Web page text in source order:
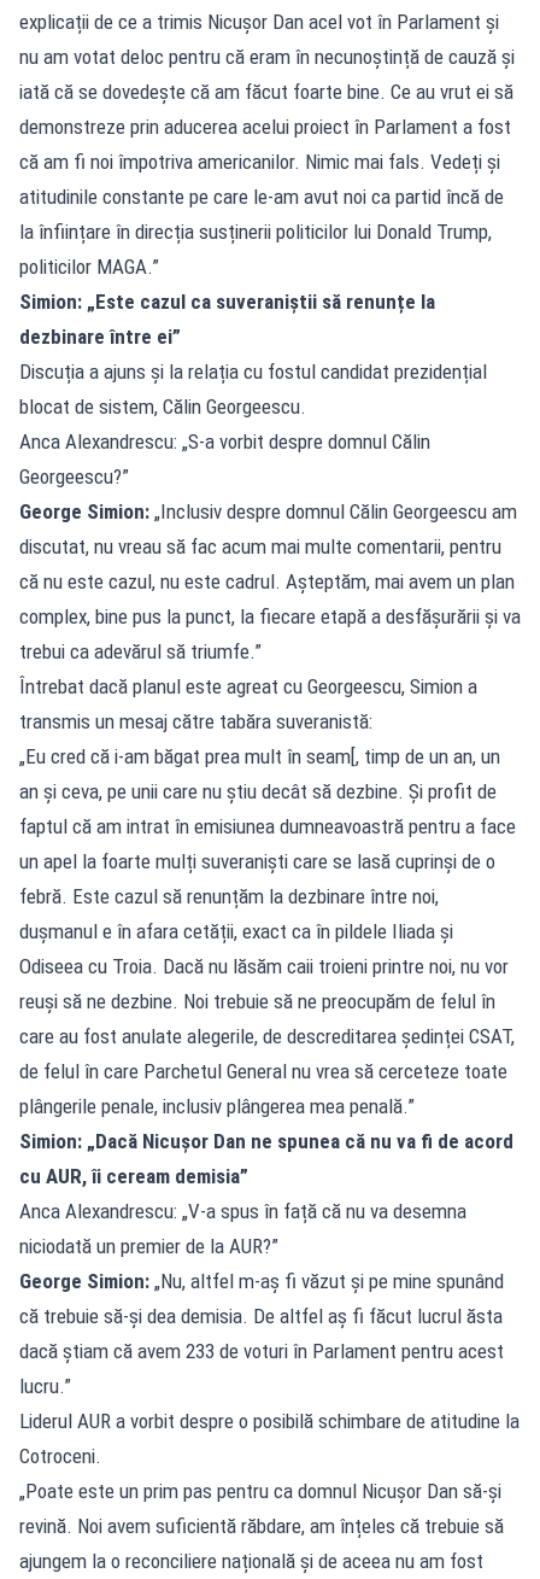
explicații de ce a trimis Nicușor Dan acel vot în Parlament și
nu am votat deloc pentru că eram în necunoștință de cauză și
iată că se dovedește că am făcut foarte bine. Ce au vrut ei să
demonstreze prin aducerea acelui proiect în Parlament a fost
că am fi noi împotriva americanilor. Nimic mai fals. Vedeți și
atitudinile constante pe care le-am avut noi ca partid încă de
la înființare în direcția susținerii politicilor lui Donald Trump,
politicilor MAGA.”
Simion: „Este cazul ca suveraniștii să renunțe la
dezbinare între ei”
Discuția a ajuns și la relația cu fostul candidat prezidențial
blocat de sistem, Călin Georgeescu.
Anca Alexandrescu: „S-a vorbit despre domnul Călin
Georgeescu?”
George Simion: „Inclusiv despre domnul Călin Georgeescu am
discutat, nu vreau să fac acum mai multe comentarii, pentru
că nu este cazul, nu este cadrul. Așteptăm, mai avem un plan
complex, bine pus la punct, la fiecare etapă a desfășurării și va
trebui ca adevărul să triumfe.”
Întrebat dacă planul este agreat cu Georgeescu, Simion a
transmis un mesaj către tabăra suveranistă:
„Eu cred că i-am băgat prea mult în seam[, timp de un an, un
an și ceva, pe unii care nu știu decât să dezbine. Și profit de
faptul că am intrat în emisiunea dumneavoastră pentru a face
un apel la foarte mulți suveraniști care se lasă cuprinși de o
febră. Este cazul să renunțăm la dezbinare între noi,
dușmanul e în afara cetății, exact ca în pildele Iliada și
Odiseea cu Troia. Dacă nu lăsăm caii troieni printre noi, nu vor
reuși să ne dezbine. Noi trebuie să ne preocupăm de felul în
care au fost anulate alegerile, de descreditarea ședinței CSAT,
de felul în care Parchetul General nu vrea să cerceteze toate
plângerile penale, inclusiv plângerea mea penală.”
Simion: „Dacă Nicușor Dan ne spunea că nu va fi de acord
cu AUR, îi ceream demisia”
Anca Alexandrescu: „V-a spus în față că nu va desemna
niciodată un premier de la AUR?”
George Simion: „Nu, altfel m-aș fi văzut și pe mine spunând
că trebuie să-și dea demisia. De altfel aș fi făcut lucrul ăsta
dacă știam că avem 233 de voturi în Parlament pentru acest
lucru.”
Liderul AUR a vorbit despre o posibilă schimbare de atitudine la
Cotroceni.
„Poate este un prim pas pentru ca domnul Nicușor Dan să-și
revină. Noi avem suficientă răbdare, am înțeles că trebuie să
ajungem la o reconciliere națională și de aceea nu am fost